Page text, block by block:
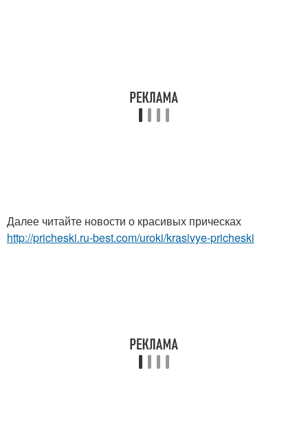
Далее читайте новости о красивых прическах
http://pricheski.ru-best.com/uroki/krasivye-pricheski